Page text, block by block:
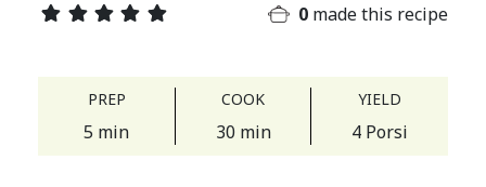
0 made this recipe
PREP
5 min
COOK
30 min
YIELD
4 Porsi